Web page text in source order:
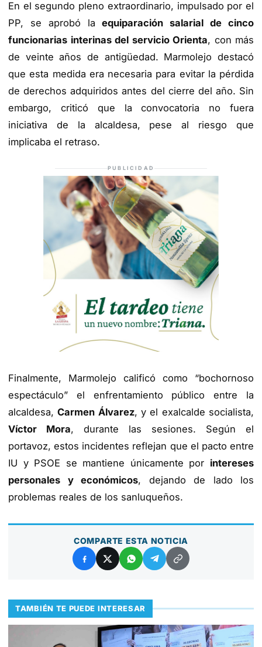
En el segundo pleno extraordinario, impulsado por el
PP, se aprobó laequiparación salarial de cinco
funcionarias interinas del servicio Orienta, con más
de veinte años de antigüedad. Marmolejo destacó
que esta medida era necesaria para evitar la pérdida
de derechos adquiridos antes del cierre del año. Sin
embargo, criticó que la convocatoria no fuera
iniciativa de la alcaldesa, pese al riesgo que
implicaba el retraso.
PUBLICIDAD
Finalmente, Marmolejo calificó como “bochornoso
espectáculo” el enfrentamiento público entre la
alcaldesa,Carmen Álvarez, y el exalcalde socialista,
Víctor Mora, durante las sesiones. Según el
portavoz, estos incidentes reflejan que el pacto entre
IU y PSOE se mantiene únicamente por intereses
personales y económicos, dejando de lado los
problemas reales de los sanluqueños.
COMPARTE ESTA NOTICIA
TAMBIÉN TE PUEDE INTERESAR